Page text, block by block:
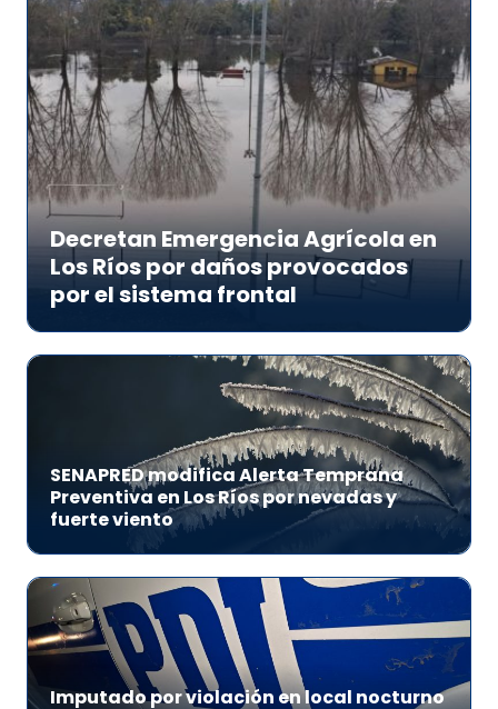
Decretan Emergencia Agrícola en
Los Ríos por daños provocados
por el sistema frontal
SENAPRED modifica Alerta Temprana
Preventiva en Los Ríos por nevadas y
fuerte viento
Imputado por violación en local nocturno